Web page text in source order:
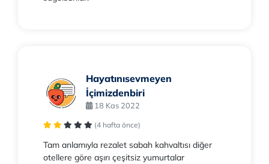
Hayatınısevmeyen
İçimizdenbiri
18 Kas 2022
(4 hafta önce)
Tam anlamıyla rezalet sabah kahvaltısı diğer
otellere göre aşırı çeşitsiz yumurtalar